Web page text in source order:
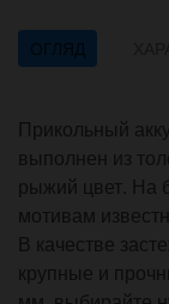
ОГЛЯД
Прикольный
выполнен из
рыжий цвет. На
мотивам
В качестве
крупные и